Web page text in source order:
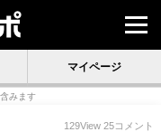
マイページ
みます
129View 25コメント